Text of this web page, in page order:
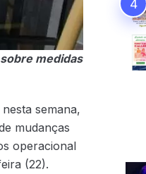
medidas
semana,
mudanças
operacional
(22).